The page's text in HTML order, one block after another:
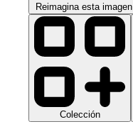
Reimagina esta imagen
Colección